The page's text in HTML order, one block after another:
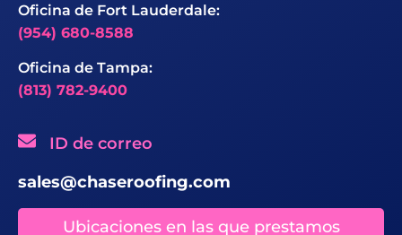
Oficina de Fort Lauderdale:
(954) 680-8588
Oficina de Tampa:
(813) 782-9400
ID de correo
sales@chaseroofing.com
Ubicaciones en las que prestamos